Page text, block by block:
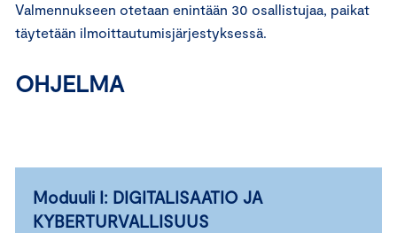
Valmennukseen otetaan enintään 30 osallistujaa, paikat
täytetään ilmoittautumisjärjestyksessä.
OHJELMA
Moduuli I: DIGITALISAATIO JA
KYBERTURVALLISUUS